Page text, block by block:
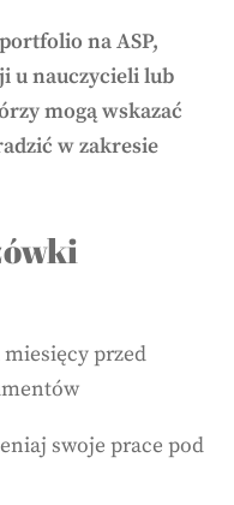
na ASP,
u nauczycieli lub
mogą wskazać
w zakresie
przed
swoje prace pod